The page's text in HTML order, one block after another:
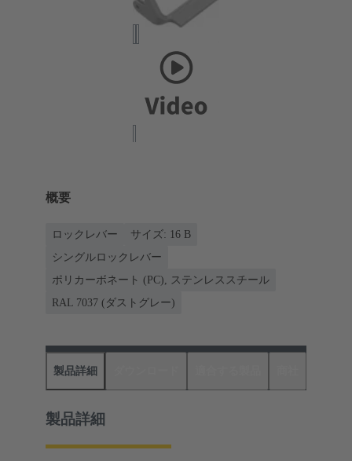
概要
ロックレバー
サイズ: 16 B
シングルロックレバー
ポリカーボネート (PC), ステンレススチール
RAL 7037 (ダストグレー)
製品詳細
製品詳細